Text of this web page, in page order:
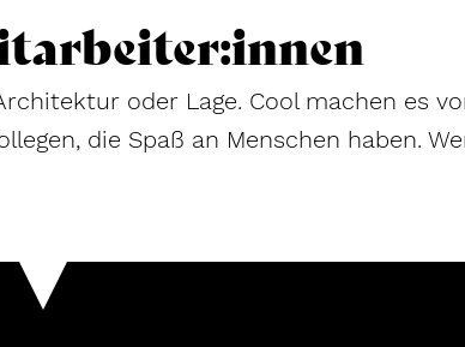
oder Lage. Cool machen es
die Spaß an Menschen haben.